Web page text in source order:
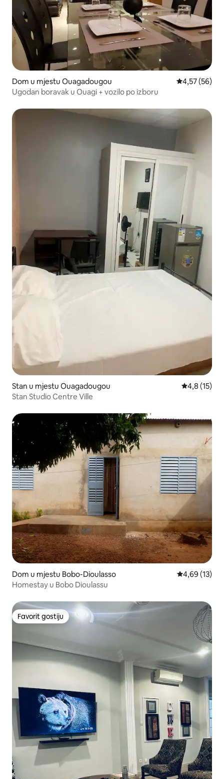
Dom u mjestu Ouagadougou Prosječna
4,57 (56)
Ugodan boravak u Ouagi + vozilo po izboru
Stan u mjestu Ouagadougou Prosječna
4,8 (15)
Stan Studio Centre Ville
Dom u mjestu Bobo-Dioulasso Prosječna
4,69 (13)
Homestay u Bobo Dioulassu
Favorit gostiju
Favorit gostiju